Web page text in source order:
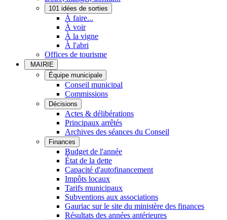
101 idées de sorties
À faire...
À voir
À la vigne
À l'abri
Offices de tourisme
MAIRIE
Équipe municipale
Conseil municipal
Commissions
Décisions
Actes & délibérations
Principaux arrêtés
Archives des séances du Conseil
Finances
Budget de l'année
État de la dette
Capacité d'autofinancement
Impôts locaux
Tarifs municipaux
Subventions aux associations
Gauriac sur le site du ministère des finances
Résultats des années antérieures